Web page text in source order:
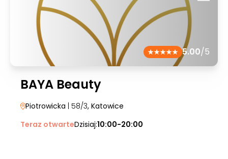
5.00/5
BAYA Beauty
Piotrowicka | 58/3, Katowice
Teraz otwarteDzisiaj:10:00-20:00